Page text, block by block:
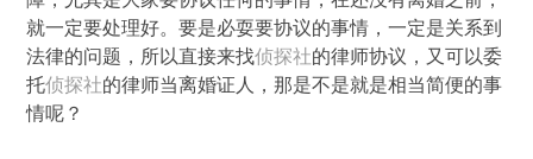
就一定要处理好。要是必耍要协议的事情，一定是关系到
法律的问题，所以直接来找侦探社的律师协议，又可以委
托侦探社的律师当离婚证人，那是不是就是相当简便的事
情呢？